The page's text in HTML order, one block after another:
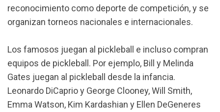
reconocimiento como deporte de competición, y se
organizan torneos nacionales e internacionales.
Los famosos juegan al pickleball e incluso compran
equipos de pickleball. Por ejemplo, Bill y Melinda
Gates juegan al pickleball desde la infancia.
Leonardo DiCaprio y George Clooney, Will Smith,
Emma Watson, Kim Kardashian y Ellen DeGeneres